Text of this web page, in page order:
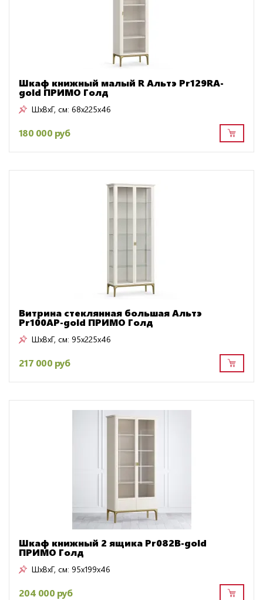
Шкаф книжный малый R Альтэ Pr129RA-
gold ПРИМО Голд
ШxВxГ, см: 68x225x46
180 000 руб
Витрина стеклянная большая Альтэ
Pr100AP-gold ПРИМО Голд
ШxВxГ, см: 95x225x46
217 000 руб
Шкаф книжный 2 ящика Pr082B-gold
ПРИМО Голд
ШxВxГ, см: 95x199x46
204 000 руб